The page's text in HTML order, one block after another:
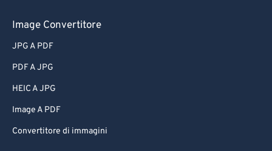
Image Convertitore
JPG A PDF
PDF A JPG
HEIC A JPG
Image A PDF
Convertitore di immagini